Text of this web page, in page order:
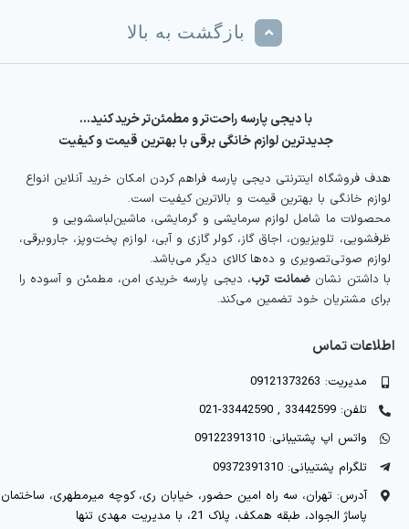
بازگشت به بالا
با دیجی پارسه راحت‌تر و مطمئن‌تر خرید کنید…
جدیدترین لوازم خانگی برقی با بهترین قیمت و کیفیت
هدف فروشگاه اینترنتی دیجی پارسه فراهم کردن امکان خرید آنلاین انواع
لوازم خانگی با بهترین قیمت و بالاترین کیفیت است.
محصولات ما شامل لوازم سرمایشی و گرمایشی، ماشین‌لباسشویی و
ظرفشویی، تلویزیون، اجاق گاز، کولر گازی و آبی، لوازم پخت‌وپز، جاروبرقی،
لوازم صوتی‌تصویری و ده‌ها کالای دیگر می‌باشد.
با داشتن نشان ضمانت ترب، دیجی پارسه خریدی امن، مطمئن و آسوده را
برای مشتریان خود تضمین می‌کند.
اطلاعات تماس
مدیریت: 09121373263
تلفن: 33442599 , 33442590-021
واتس اپ پشتیبانی: 09122391310
تلگرام پشتیبانی: 09372391310
آدرس: تهران، سه راه امین حضور، خیابان ری، کوچه میرمطهری، ساختمان
پاساژ الجواد، طبقه همکف، پلاک 21، با مدیریت مهدی تنها